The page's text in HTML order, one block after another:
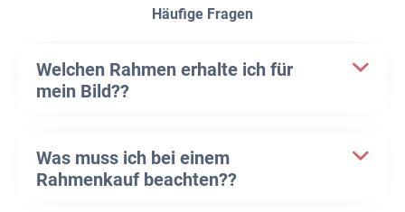
Häufige Fragen
Welchen Rahmen erhalte ich für
mein Bild??
Was muss ich bei einem
Rahmenkauf beachten??